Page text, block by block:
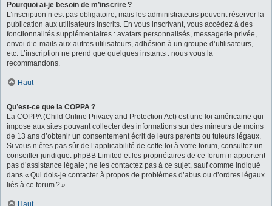
Pourquoi ai-je besoin de m’inscrire ?
L’inscription n’est pas obligatoire, mais les administrateurs peuvent réserver la
publication aux utilisateurs inscrits. En vous inscrivant, vous accédez à des
fonctionnalités supplémentaires : avatars personnalisés, messagerie privée,
envoi d’e-mails aux autres utilisateurs, adhésion à un groupe d’utilisateurs,
etc. L’inscription ne prend que quelques instants : nous vous la
recommandons.
Haut
Qu’est-ce que la COPPA ?
La COPPA (Child Online Privacy and Protection Act) est une loi américaine qui
impose aux sites pouvant collecter des informations sur des mineurs de moins
de 13 ans d’obtenir un consentement écrit de leurs parents ou tuteurs légaux.
Si vous n’êtes pas sûr de l’applicabilité de cette loi à votre forum, consultez un
conseiller juridique. phpBB Limited et les propriétaires de ce forum n’apportent
pas d’assistance légale ; ne les contactez pas à ce sujet, sauf comme indiqué
dans « Qui dois-je contacter à propos de problèmes d’abus ou d’ordres légaux
liés à ce forum ? ».
Haut